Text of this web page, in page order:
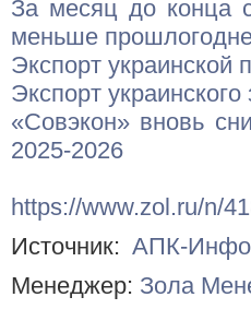
За месяц до конца
меньше
Экспорт
Экспорт
«Совэкон» вновь
2025-2026
https://www.zol.ru/n/
Источник: АПК-
Менеджер: Зола